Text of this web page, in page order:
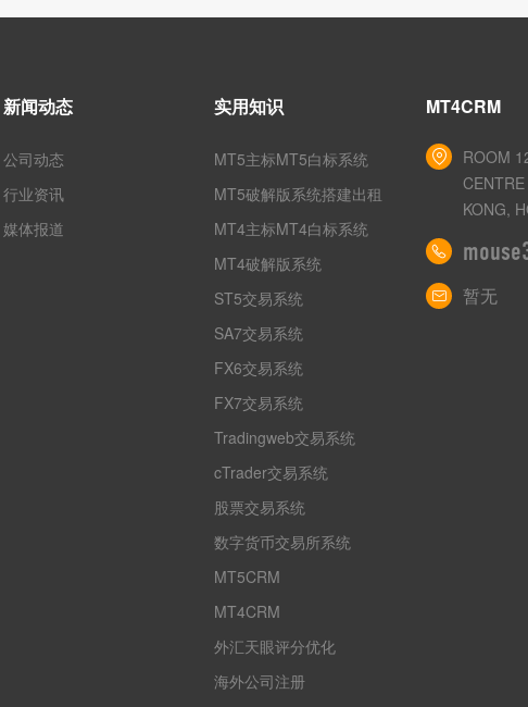
新闻动态
公司动态
行业资讯
媒体报道
实用知识
MT5主标MT5白标系统
MT5破解版系统搭建出租
MT4主标MT4白标系统
MT4破解版系统
ST5交易系统
SA7交易系统
FX6交易系统
FX7交易系统
Tradingweb交易系统
cTrader交易系统
股票交易系统
数字货币交易所系统
MT5CRM
MT4CRM
外汇天眼评分优化
海外公司注册
MT4CRM
ROOM
KONG,
暂无